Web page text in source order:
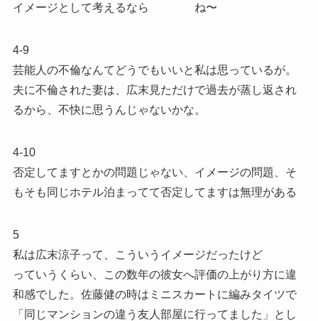
イメージとして考えるなら ね〜
4-9
芸能人の不倫なんてどうでもいいと私は思っているが。
夫に不倫された妻は、広末見ただけで過去が蒸し返され
るから、不快に思うんじゃないかな。
4-10
否定してますとかの問題じゃない、イメージの問題、そ
もそも同じホテル泊まってて否定してますは無理がある
5
私は広末涼子って、こういうイメージだったけど︎
っていうくらい、この数年の彼女へ評価の上がり方に違
和感でした。佐藤健の時はミニスカートに編みタイツで
「同じマンションの違う友人部屋に行ってました」とし